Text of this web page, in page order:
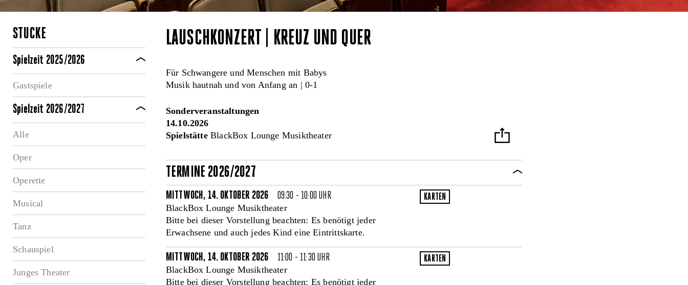
STÜCKE
Spielzeit 2025/2026
Gastspiele
Spielzeit 2026/2027
Alle
Oper
Operette
Musical
Tanz
Schauspiel
Junges Theater
LAUSCHKONZERT | KREUZ UND QUER
Für Schwangere und Menschen mit Babys
Musik hautnah und von Anfang an | 0-1
Sonderveranstaltungen
14.10.2026
SpielstätteBlackBox Lounge Musiktheater
TERMINE 2026/2027
MITTWOCH, 14. OKTOBER 2026 09:30 - 10:00 UHR
BlackBox Lounge Musiktheater
Bitte bei dieser Vorstellung beachten: Es benötigt jeder
Erwachsene und auch jedes Kind eine Eintrittskarte.
MITTWOCH, 14. OKTOBER 2026 11:00 - 11:30 UHR
BlackBox Lounge Musiktheater
Bitte bei dieser Vorstellung beachten: Es benötigt jeder